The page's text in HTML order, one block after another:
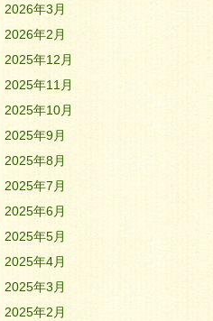
2026年3月
2026年2月
2025年12月
2025年11月
2025年10月
2025年9月
2025年8月
2025年7月
2025年6月
2025年5月
2025年4月
2025年3月
2025年2月